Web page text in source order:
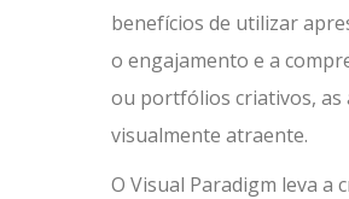
benefícios de utilizar
o engajamento e a
ou portfólios criativos, as
visualmente atraente.
O Visual Paradigm leva a